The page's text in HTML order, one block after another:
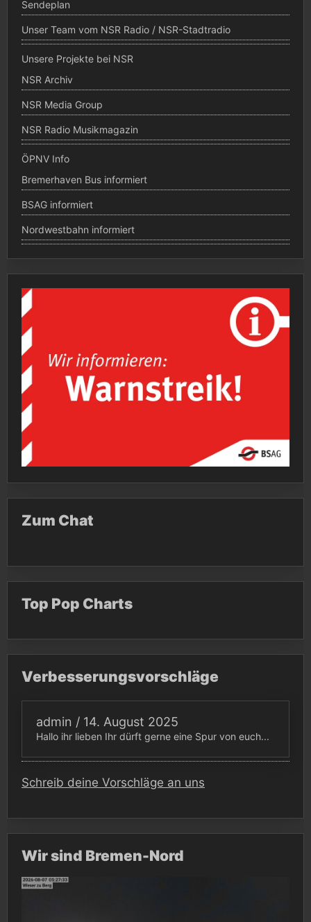
Sendeplan
Unser Team vom NSR Radio / NSR-Stadtradio
Unsere Projekte bei NSR
NSR Archiv
NSR Media Group
NSR Radio Musikmagazin
ÖPNV Info
Bremerhaven Bus informiert
BSAG informiert
Nordwestbahn informiert
Zum Chat
Top Pop Charts
Verbesserungsvorschläge
admin / 14. August 2025
Hallo ihr lieben Ihr dürft gerne eine Spur von euch...
Schreib deine Vorschläge an uns
Wir sind Bremen-Nord